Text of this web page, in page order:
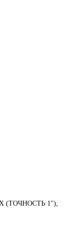
(ТОЧНОСТЬ 1"),